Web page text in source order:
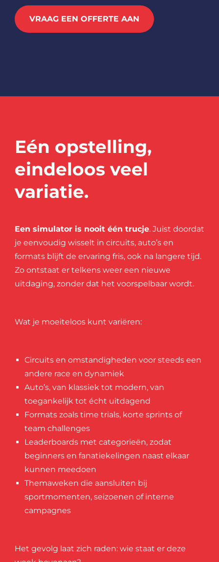
VRAAG EEN OFFERTE AAN
Eén opstelling,
eindeloos veel
variatie.
Een simulator is nooit één trucje. Juist doordat
je eenvoudig wisselt in circuits, auto’s en
formats blijft de ervaring fris, ook na langere tijd.
Zo ontstaat er telkens weer een nieuwe
uitdaging, zonder dat het voorspelbaar wordt.
Wat je moeiteloos kunt variëren:
Circuits en omstandigheden voor steeds een
andere race en dynamiek
Auto’s, van klassiek tot modern, van
toegankelijk tot écht uitdagend
Formats zoals time trials, korte sprints of
team challenges
Leaderboards met categorieën, zodat
beginners en fanatiekelingen naast elkaar
kunnen meedoen
Themaweken die aansluiten bij
sportmomenten, seizoenen of interne
campagnes
Het gevolg laat zich raden: wie staat er deze